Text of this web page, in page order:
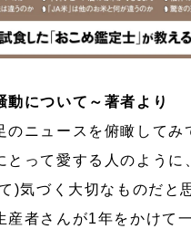
動について～著者より
ニュースを俯瞰してみ
とって愛する人のように
)気づく大切なものだと
産者さんが1年をかけて